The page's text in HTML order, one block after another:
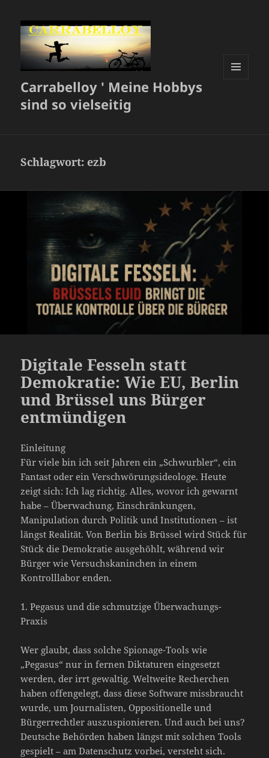
Carrabelloy ' Meine Hobbys
sind so vielseitig
Schlagwort: ezb
Digitale Fesseln statt
Demokratie: Wie EU, Berlin
und Brüssel uns Bürger
entmündigen
Einleitung
Für viele bin ich seit Jahren ein „Schwurbler“, ein
Fantast oder ein Verschwörungsideologe. Heute
zeigt sich: Ich lag richtig. Alles, wovor ich gewarnt
habe – Überwachung, Einschränkungen,
Manipulation durch Politik und Institutionen – ist
längst Realität. Von Berlin bis Brüssel wird Stück für
Stück die Demokratie ausgehöhlt, während wir
Bürger wie Versuchskaninchen in einem
Kontrolllabor enden.
1. Pegasus und die schmutzige Überwachungs-
Praxis
Wer glaubt, dass solche Spionage-Tools wie
„Pegasus“ nur in fernen Diktaturen eingesetzt
werden, der irrt gewaltig. Weltweite Recherchen
haben offengelegt, dass diese Software missbraucht
wurde, um Journalisten, Oppositionelle und
Bürgerrechtler auszuspionieren. Und auch bei uns?
Deutsche Behörden haben längst mit solchen Tools
gespielt – am Datenschutz vorbei, versteht sich.